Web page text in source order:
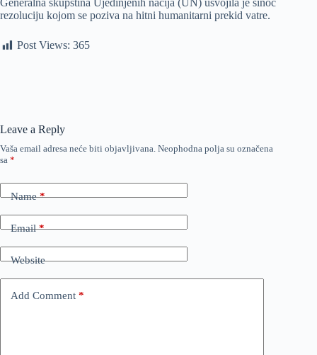
Generalna skupština Ujedinjenih nacija (UN) usvojila je sinoć
rezoluciju kojom se poziva na hitni humanitarni prekid vatre.
Post Views: 365
Leave a Reply
Vaša email adresa neće biti objavljivana. Neophodna polja su označena
sa *
Name*
Email*
Website
Add Comment *